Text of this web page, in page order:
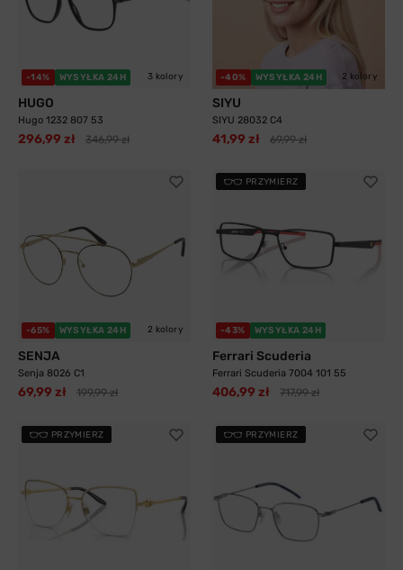
-14% WYSYŁKA 24H 3 kolory
HUGO
Hugo 1232 807 53
296,99 zł 346,99 zł
-40% WYSYŁKA 24H 2 kolory
SIYU
SIYU 28032 C4
41,99 zł 69,99 zł
-65% WYSYŁKA 24H 2 kolory
SENJA
Senja 8026 C1
69,99 zł 199,99 zł
PRZYMIERZ
-43% WYSYŁKA 24H
Ferrari Scuderia
Ferrari Scuderia 7004 101 55
406,99 zł 717,99 zł
PRZYMIERZ PRZYMIERZ